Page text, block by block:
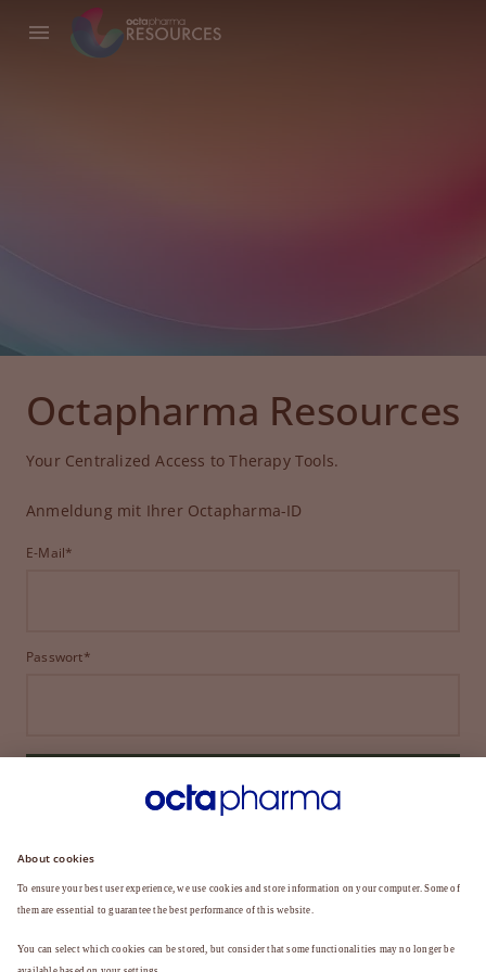
Octapharma Resources
Your Centralized Access to Therapy Tools.
Anmeldung mit Ihrer Octapharma-ID
E-Mail*
Passwort*
ANMELDEN